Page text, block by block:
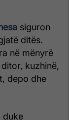
siguron
ditës.
në mënyrë
kuzhinë,
depo dhe
duke